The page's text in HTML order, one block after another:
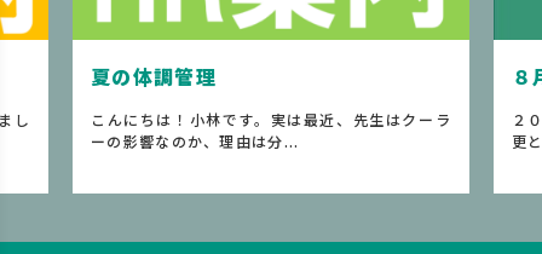
し
夏の体調管理
こんにちは！小林です。実は最近、先生はクーラ
ーの影響なのか、理由は分...
８
２
更